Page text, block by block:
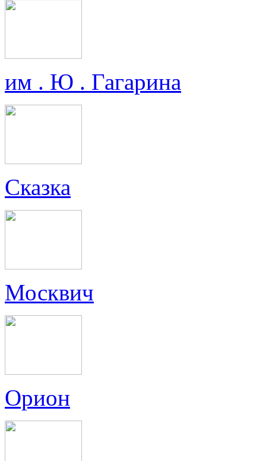
им . Ю . Гагарина
Сказка
Москвич
Орион